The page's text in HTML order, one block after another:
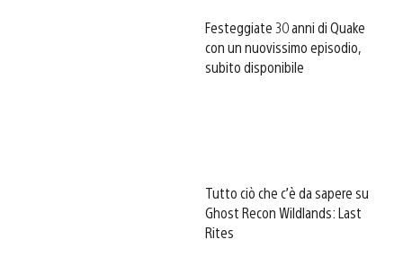
Festeggiate 30 anni di Quake
con un nuovissimo episodio,
subito disponibile
Tutto ciò che c’è da sapere su
Ghost Recon Wildlands: Last
Rites